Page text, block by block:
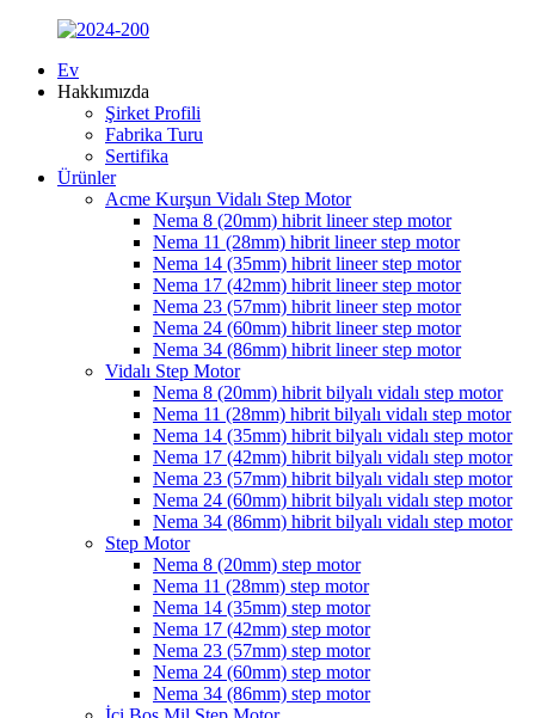
Ev
Hakkımızda
Şirket Profili
Fabrika Turu
Sertifika
Ürünler
Acme Kurşun Vidalı Step Motor
Nema 8 (20mm) hibrit lineer step motor
Nema 11 (28mm) hibrit lineer step motor
Nema 14 (35mm) hibrit lineer step motor
Nema 17 (42mm) hibrit lineer step motor
Nema 23 (57mm) hibrit lineer step motor
Nema 24 (60mm) hibrit lineer step motor
Nema 34 (86mm) hibrit lineer step motor
Vidalı Step Motor
Nema 8 (20mm) hibrit bilyalı vidalı step motor
Nema 11 (28mm) hibrit bilyalı vidalı step motor
Nema 14 (35mm) hibrit bilyalı vidalı step motor
Nema 17 (42mm) hibrit bilyalı vidalı step motor
Nema 23 (57mm) hibrit bilyalı vidalı step motor
Nema 24 (60mm) hibrit bilyalı vidalı step motor
Nema 34 (86mm) hibrit bilyalı vidalı step motor
Step Motor
Nema 8 (20mm) step motor
Nema 11 (28mm) step motor
Nema 14 (35mm) step motor
Nema 17 (42mm) step motor
Nema 23 (57mm) step motor
Nema 24 (60mm) step motor
Nema 34 (86mm) step motor